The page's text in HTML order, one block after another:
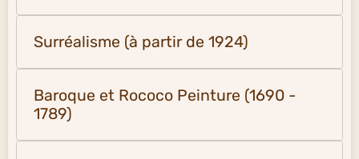
Surréalisme (à partir de 1924)
Baroque et Rococo Peinture (1690 -
1789)